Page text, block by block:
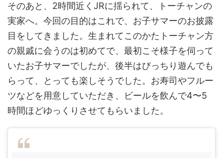
そのあと、2時間近くJRに揺られて、トーチャンの
実家へ。今回の目的はこれで、お子サマーのお披露
目をしてきました。生まれてこのかたトーチャン方
の親戚に会うのは初めてで、最初こそ様子を伺って
いたお子サマーでしたが、後半はびっちり遊んでも
らって、とっても楽しそうでした。お寿司やフルー
ツなどを用意していただき、ビールを飲んで4〜5
時間ほどゆっくりさせてもらいました。